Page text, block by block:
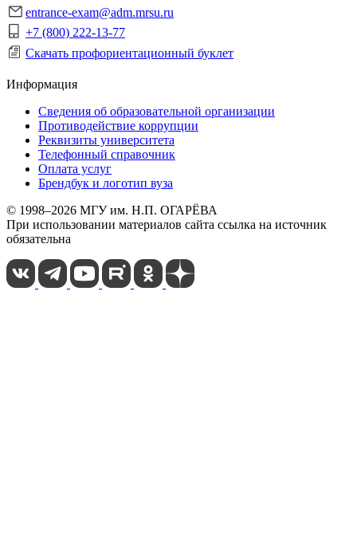
entrance-exam@adm.mrsu.ru
+7 (800) 222-13-77
Скачать профориентационный буклет
Информация
Сведения об образовательной организации
Противодействие коррупции
Реквизиты университета
Телефонный справочник
Оплата услуг
Брендбук и логотип вуза
© 1998–2026 МГУ им. Н.П. ОГАРЁВА
При использовании материалов сайта ссылка на источник
обязательна